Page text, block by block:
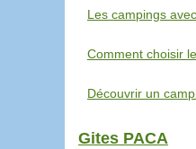
Les campings
Comment choisir
Découvrir un
Gites PACA